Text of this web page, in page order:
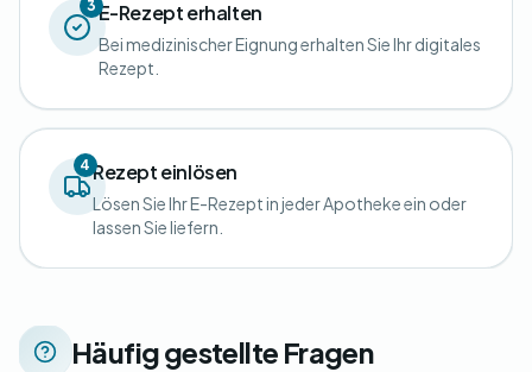
3E-Rezept erhalten
Bei medizinischer Eignung erhalten Sie Ihr digitales
Rezept.
4Rezept einlösen
Lösen Sie Ihr E-Rezept in jeder Apotheke ein oder
lassen Sie liefern.
Häufig gestellte Fragen